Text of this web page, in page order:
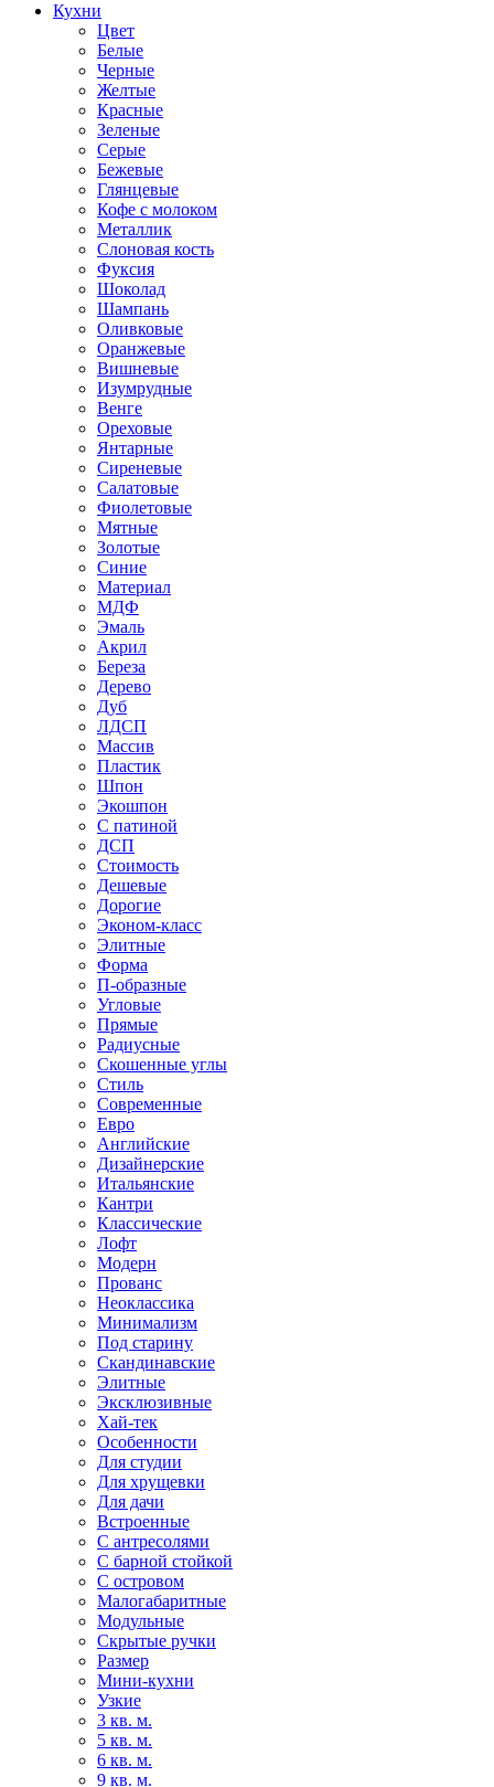
Кухни
Цвет
Белые
Черные
Желтые
Красные
Зеленые
Серые
Бежевые
Глянцевые
Кофе с молоком
Металлик
Слоновая кость
Фуксия
Шоколад
Шампань
Оливковые
Оранжевые
Вишневые
Изумрудные
Венге
Ореховые
Янтарные
Сиреневые
Салатовые
Фиолетовые
Мятные
Золотые
Синие
Материал
МДФ
Эмаль
Акрил
Береза
Дерево
Дуб
ЛДСП
Массив
Пластик
Шпон
Экошпон
С патиной
ДСП
Стоимость
Дешевые
Дорогие
Эконом-класс
Элитные
Форма
П-образные
Угловые
Прямые
Радиусные
Скошенные углы
Стиль
Современные
Евро
Английские
Дизайнерские
Итальянские
Кантри
Классические
Лофт
Модерн
Прованс
Неоклассика
Минимализм
Под старину
Скандинавские
Элитные
Эксклюзивные
Хай-тек
Особенности
Для студии
Для хрущевки
Для дачи
Встроенные
С антресолями
С барной стойкой
С островом
Малогабаритные
Модульные
Скрытые ручки
Размер
Мини-кухни
Узкие
3 кв. м.
5 кв. м.
6 кв. м.
9 кв. м.